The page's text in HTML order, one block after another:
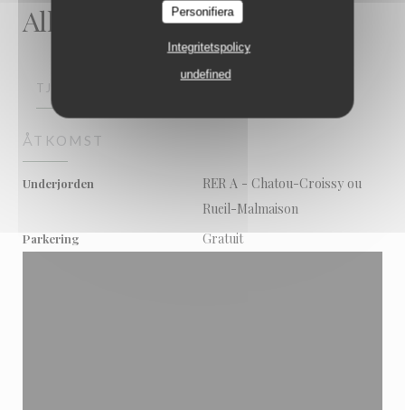
Personifiera
Integritetspolicy
undefined
Allmän information
TJÄNSTER
ÅTKOMST
Underjorden
RER A - Chatou-Croissy ou
Rueil-Malmaison
Parkering Gratuit